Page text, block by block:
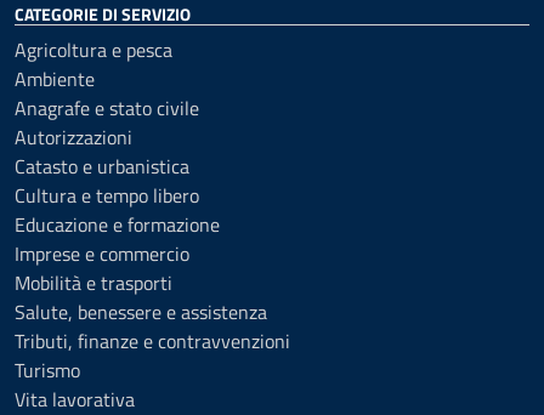
CATEGORIE DI SERVIZIO
Agricoltura e pesca
Ambiente
Anagrafe e stato civile
Autorizzazioni
Catasto e urbanistica
Cultura e tempo libero
Educazione e formazione
Imprese e commercio
Mobilità e trasporti
Salute, benessere e assistenza
Tributi, finanze e contravvenzioni
Turismo
Vita lavorativa